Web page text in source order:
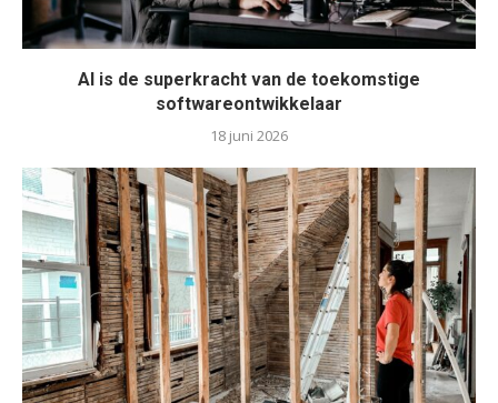
AI is de superkracht van de toekomstige
softwareontwikkelaar
18 juni 2026